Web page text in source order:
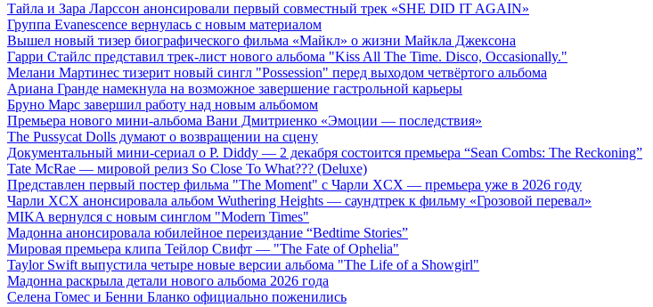
Тайла и Зара Ларссон анонсировали первый совместный трек «SHE DID IT AGAIN»
Группа Evanescence вернулась с новым материалом
Вышел новый тизер биографического фильма «Майкл» о жизни Майкла Джексона
Гарри Стайлс представил трек-лист нового альбома "Kiss All The Time. Disco, Occasionally."
Мелани Мартинес тизерит новый сингл "Possession" перед выходом четвёртого альбома
Ариана Гранде намекнула на возможное завершение гастрольной карьеры
Бруно Марс завершил работу над новым альбомом
Премьера нового мини-альбома Вани Дмитриенко «Эмоции — последствия»
The Pussycat Dolls думают о возвращении на сцену
Документальный мини-сериал о P. Diddy — 2 декабря состоится премьера “Sean Combs: The Reckoning”
Tate McRae — мировой релиз So Close To What??? (Deluxe)
Представлен первый постер фильма "The Moment" с Чарли XCX — премьера уже в 2026 году
Чарли XCX анонсировала альбом Wuthering Heights — саундтрек к фильму «Грозовой перевал»
MIKA вернулся с новым синглом "Modern Times"
Мадонна анонсировала юбилейное переиздание “Bedtime Stories”
Мировая премьера клипа Тейлор Свифт — "The Fate of Ophelia"
Taylor Swift выпустила четыре новые версии альбома "The Life of a Showgirl"
Мадонна раскрыла детали нового альбома 2026 года
Селена Гомес и Бенни Бланко официально поженились